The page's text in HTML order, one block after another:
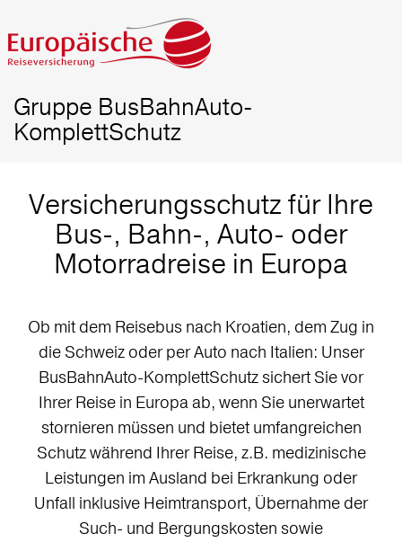
Gruppe BusBahnAuto-
KomplettSchutz
Versicherungsschutz für Ihre
Bus-, Bahn-, Auto- oder
Motorradreise in Europa
Ob mit dem Reisebus nach Kroatien, dem Zug in
die Schweiz oder per Auto nach Italien: Unser
BusBahnAuto-KomplettSchutz sichert Sie vor
Ihrer Reise in Europa ab, wenn Sie unerwartet
stornieren müssen und bietet umfangreichen
Schutz während Ihrer Reise, z.B. medizinische
Leistungen im Ausland bei Erkrankung oder
Unfall inklusive Heimtransport, Übernahme der
Such- und Bergungskosten sowie